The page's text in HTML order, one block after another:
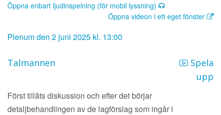
Öppna enbart ljudinspelning (för mobil lyssning)
Öppna videon i ett eget fönster
Plenum den 2 juni 2025 kl. 13:00
Talmannen
Spela
upp
Först tillåts diskussion och efter det börjar
detaljbehandlingen av de lagförslag som ingår i